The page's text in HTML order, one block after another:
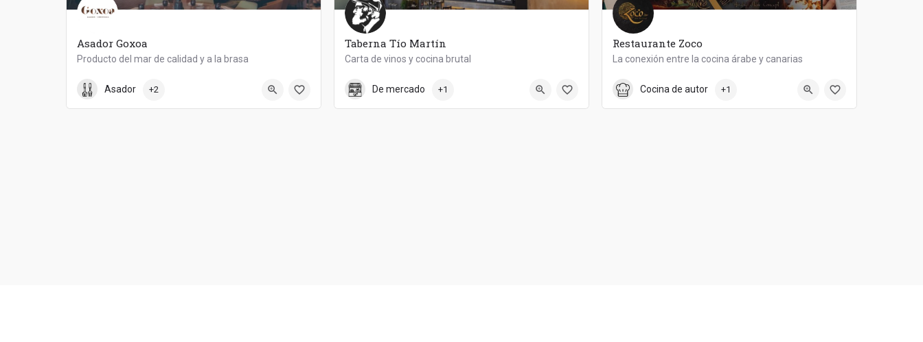
Asador Goxoa
Producto del mar de calidad y a la brasa
Asador +2
Taberna Tío Martín
Carta de vinos y cocina brutal
De mercado +1
Restaurante Zoco
La conexión entre la cocina árabe y canarias
Zoco - Arabic New Concept Restaurant
Cocina de autor +1